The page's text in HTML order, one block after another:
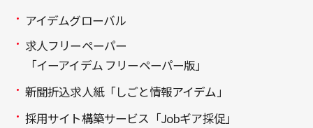
アイデムグローバル
求人フリーペーパー
「イーアイデム フリーペーパー版」
新聞折込求人紙「しごと情報アイデム」
採用サイト構築サービス「Jobギア採促」